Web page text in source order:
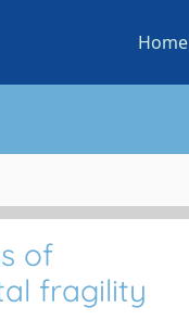
Home
of
fragility